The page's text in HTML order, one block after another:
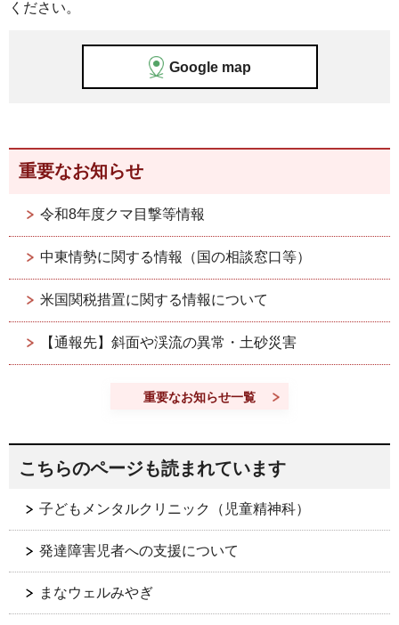
ください。
Google map
重要なお知らせ
令和8年度クマ目撃等情報
中東情勢に関する情報（国の相談窓口等）
米国関税措置に関する情報について
【通報先】斜面や渓流の異常・土砂災害
重要なお知らせ一覧
こちらのページも読まれています
子どもメンタルクリニック（児童精神科）
発達障害児者への支援について
まなウェルみやぎ